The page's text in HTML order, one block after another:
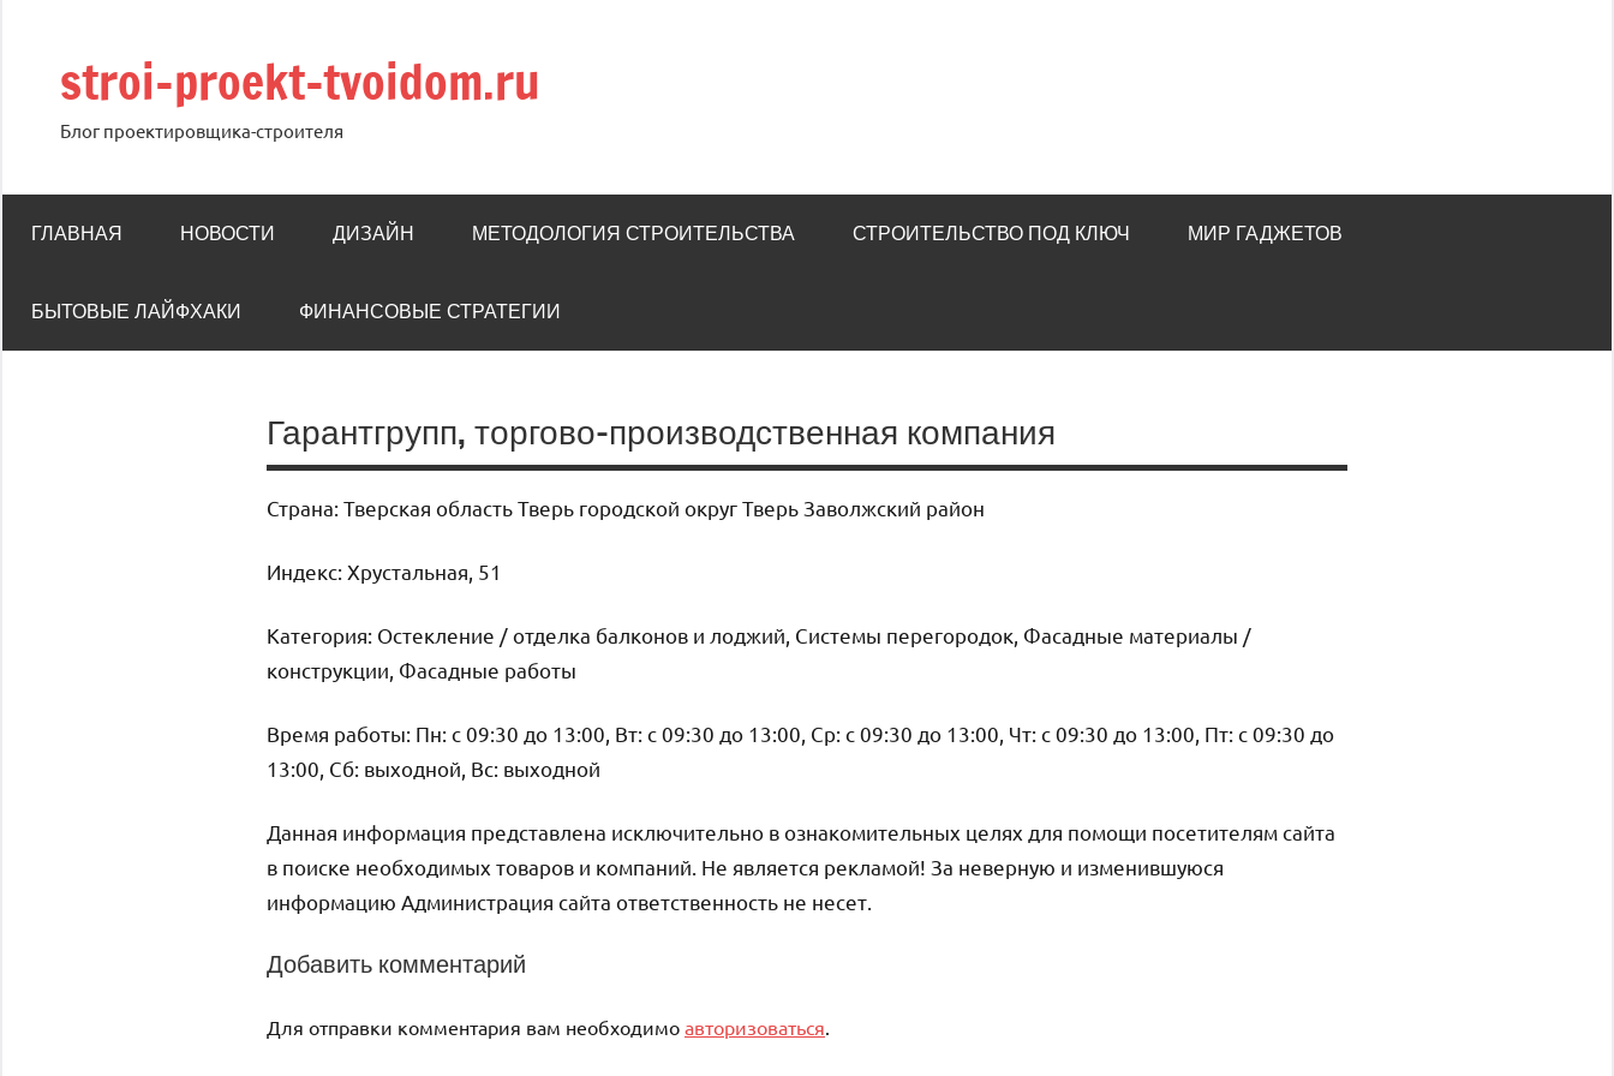
содержимому
stroi-proekt-tvoidom.ru
Блог проектировщика-строителя
ГЛАВНАЯ НОВОСТИ ДИЗАЙН МЕТОДОЛОГИЯ СТРОИТЕЛЬСТВА СТРОИТЕЛЬСТВО ПОД КЛЮЧ МИР ГАДЖЕТОВ
БЫТОВЫЕ ЛАЙФХАКИ ФИНАНСОВЫЕ СТРАТЕГИИ
Гарантгрупп, торгово-производственная компания
Страна: Тверская область Тверь городской округ Тверь Заволжский район
Индекс: Хрустальная, 51
Категория: Остекление / отделка балконов и лоджий, Системы перегородок, Фасадные материалы /
конструкции, Фасадные работы
Время работы: Пн: с 09:30 до 13:00, Вт: с 09:30 до 13:00, Ср: с 09:30 до 13:00, Чт: с 09:30 до 13:00, Пт: с 09:30 до
13:00, Сб: выходной, Вс: выходной
Данная информация представлена исключительно в ознакомительных целях для помощи посетителям сайта
в поиске необходимых товаров и компаний. Не является рекламой! За неверную и изменившуюся
информацию Администрация сайта ответственность не несет.
Добавить комментарий
Для отправки комментария вам необходимо авторизоваться